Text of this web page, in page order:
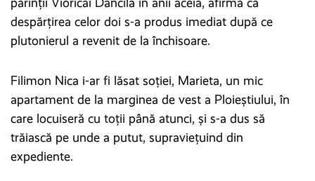
despărțirea celor doi s-a produs imediat după ce
plutonierul a revenit de la închisoare.
Filimon Nica i-ar fi lăsat soției, Marieta, un mic
apartament de la marginea de vest a Ploieștiului, în
care locuiseră cu toții până atunci, și s-a dus să
trăiască pe unde a putut, supraviețuind din
expediente.